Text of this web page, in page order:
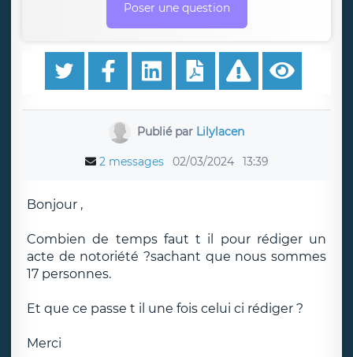
Poser une question
Publié par Lilylacen
2 messages 02/03/2024 13:39
Bonjour ,
Combien de temps faut t il pour rédiger un
acte de notoriété ?sachant que nous sommes
17 personnes.
Et que ce passe t il une fois celui ci rédiger ?
Merci